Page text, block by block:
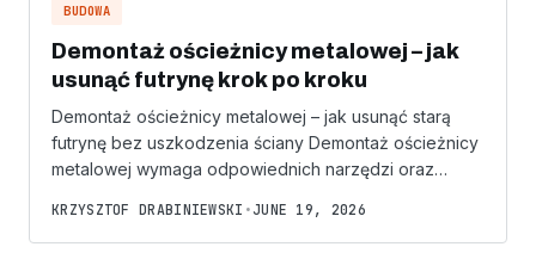
BUDOWA
Demontaż ościeżnicy metalowej – jak
usunąć futrynę krok po kroku
Demontaż ościeżnicy metalowej – jak usunąć starą
futrynę bez uszkodzenia ściany Demontaż ościeżnicy
metalowej wymaga odpowiednich narzędzi oraz…
KRZYSZTOF DRABINIEWSKI • JUNE 19, 2026